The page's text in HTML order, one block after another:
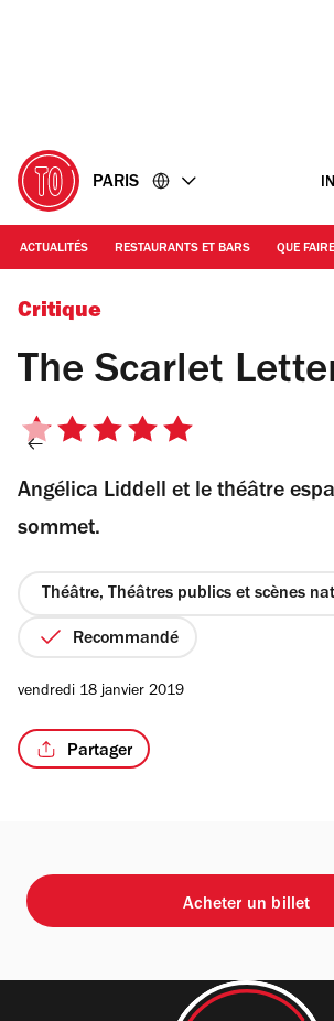
PARIS
ACTUALITÉS RESTAURANTS ET BARS QUE FAIRE
© Simon Gosselin
Critique
The Scarlet
5
5
Angélica Liddell et le théâtre
sommet.
Théâtre, Théâtres publics et scènes
Recommandé
vendredi 18 janvier 2019
Partager
Acheter un billet